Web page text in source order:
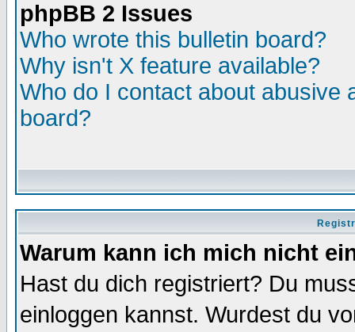
phpBB 2 Issues
Who wrote this bulletin board?
Why isn't X feature available?
Who do I contact about abusive
board?
Warum kann ich mich nicht
Hast du dich registriert? Du
einloggen kannst. Wurdest du